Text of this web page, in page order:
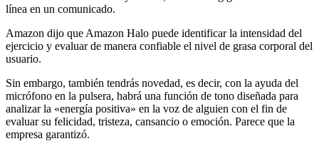
línea en un comunicado.
Amazon dijo que Amazon Halo puede identificar la intensidad del
ejercicio y evaluar de manera confiable el nivel de grasa corporal del
usuario.
Sin embargo, también tendrás novedad, es decir, con la ayuda del
micrófono en la pulsera, habrá una función de tono diseñada para
analizar la «energía positiva» en la voz de alguien con el fin de
evaluar su felicidad, tristeza, cansancio o emoción. Parece que la
empresa garantizó.